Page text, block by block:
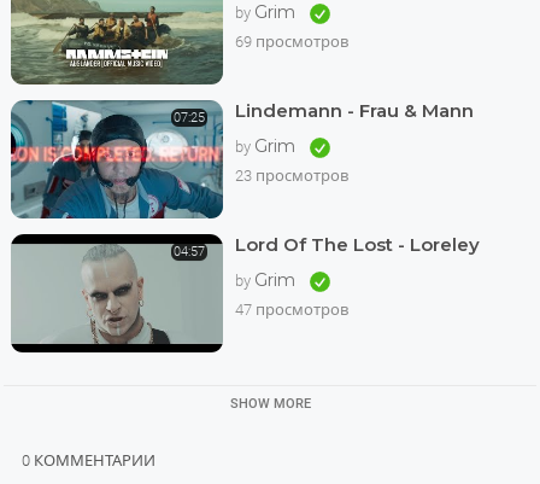
by Grim
69 просмотров
07:25 Lindemann - Frau & Mann
by Grim
23 просмотров
04:57 Lord Of The Lost - Loreley
by Grim
47 просмотров
SHOW MORE
0 КОММЕНТАРИИ